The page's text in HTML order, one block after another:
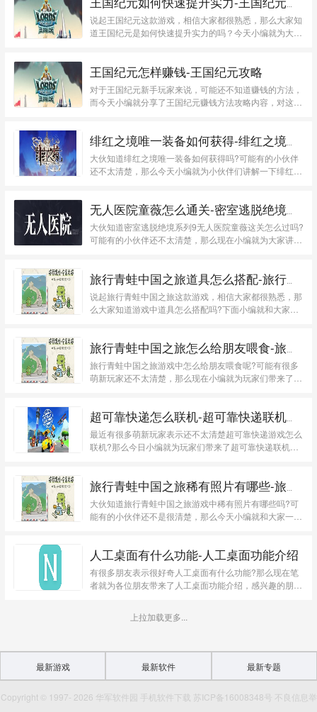
王国纪元如何快速提升实力-王国纪元攻略
说起王国纪元这款游戏，相信大家都很熟悉，那么大家知
道王国纪元是如何快速提升实力的吗？今天小编就为大家
王国纪元怎样赚钱-王国纪元攻略
对于王国纪元新手玩家来说，可能还不知道赚钱的方法，
而今天小编就分享了王国纪元赚钱方法攻略内容，对这款
大伙知道绯红之境唯一装备如何获得吗?可能有的小伙伴
还不太清楚，那么今天小编就为小伙伴们讲解一下绯红之
无人医院童薇怎么通关-密室逃脱绝境系列9无人医院童薇攻略
大伙知道密室逃脱绝境系列9无人医院童薇这关怎么过吗?
可能有的小伙伴还不太清楚，那么现在小编就为大家讲解
旅行青蛙中国之旅道具怎么搭配-旅行青蛙中国之旅道具搭配攻略
说起旅行青蛙中国之旅这款游戏，相信大家都很熟悉，那
么大家知道游戏中道具怎么搭配吗?下面小编就和大家一
旅行青蛙中国之旅游戏中怎么给朋友喂食呢?可能有很多
萌新玩家还不太清楚，那么现在小编就为玩家们带来了旅
超可靠快递怎么联机-超可靠快递联机方法介绍
最近有很多萌新玩家表示还不太清楚超可靠快递游戏怎么
联机?那么今日小编就为玩家们带来了超可靠快递联机
大伙知道旅行青蛙中国之旅游戏中稀有照片有哪些吗?可
能有的小伙伴还不是很清楚，那么今天小编就和大家一起
人工桌面有什么功能-人工桌面功能介绍
有很多朋友表示很好奇人工桌面有什么功能?那么现在笔
者就为各位朋友带来了人工桌面功能介绍，感兴趣的朋友
上拉加载更多...
最新游戏 最新软件 最新专题
Copyright © 1997- 2026 华军软件园 手机软件下载 苏ICP备16008348号 不良信息举